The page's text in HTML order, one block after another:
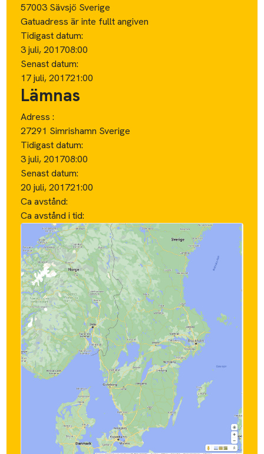
57003 Sävsjö Sverige
Gatuadress är inte fullt angiven
Tidigast datum:
3 juli, 201708:00
Senast datum:
17 juli, 201721:00
Lämnas
Adress :
27291 Simrishamn Sverige
Tidigast datum:
3 juli, 201708:00
Senast datum:
20 juli, 201721:00
Ca avstånd:
Ca avstånd i tid: